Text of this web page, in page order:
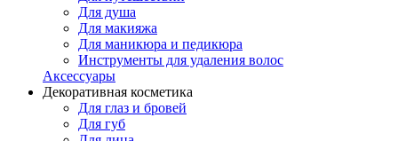
Для душа
Для макияжа
Для маникюра и педикюра
Инструменты для удаления волос
Аксессуары
Декоративная косметика
Для глаз и бровей
Для губ